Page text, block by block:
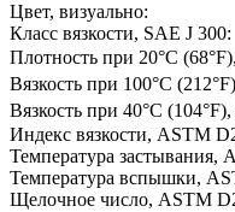
Цвет, визуально:
Класс вязкости, SAE J 300:
Плотность при 20°C
Вязкость при 100°C
Вязкость при 40°C
Индекс вязкости, ASTM
Температура застывания,
Температура вспышки,
Щелочное число, ASTM